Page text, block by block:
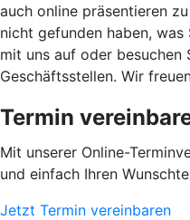
auch online präsentieren
nicht gefunden haben, was
mit uns auf oder besuchen
Geschäftsstellen. Wir
Termin
Mit unserer Online-
und einfach Ihren
Jetzt Termin vereinbaren